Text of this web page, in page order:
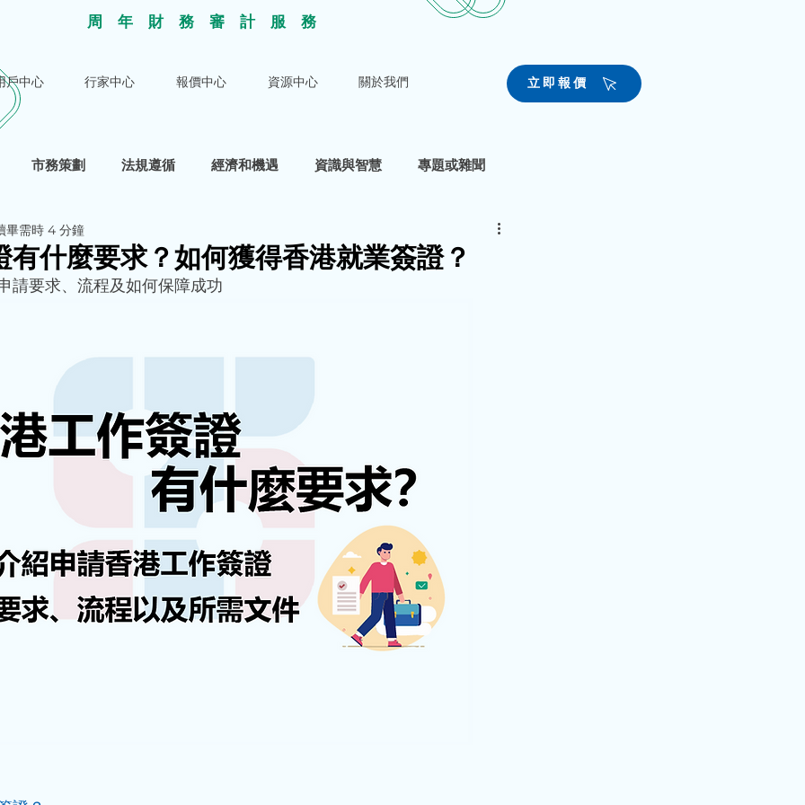
​周年財務審計服 務
戶中心 行家中心 報價中心 資源中心 關於我們 立即報價
市務策劃 法規遵循 經濟和機遇 資識與智慧 專題或雜聞
有什麼要求？如何獲得香港就業簽證？
畢需時 4 分鐘
請要求、流程及如何保障成功